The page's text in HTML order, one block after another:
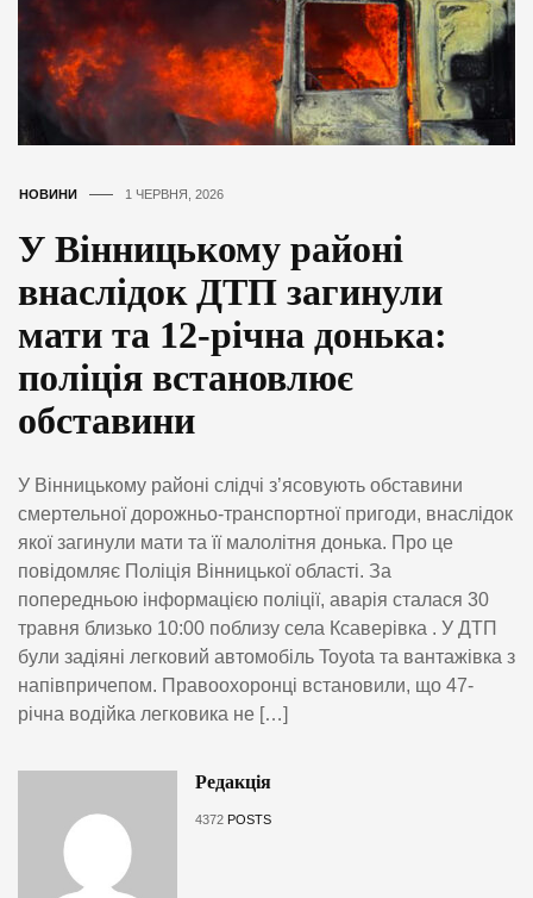
НОВИНИ 1 ЧЕРВНЯ, 2026
У Вінницькому районі
внаслідок ДТП загинули
мати та 12-річна донька:
поліція встановлює
обставини
У Вінницькому районі слідчі з’ясовують обставини
смертельної дорожньо-транспортної пригоди, внаслідок
якої загинули мати та її малолітня донька. Про це
повідомляє Поліція Вінницької області. За
попередньою інформацією поліції, аварія сталася 30
травня близько 10:00 поблизу села Ксаверівка . У ДТП
були задіяні легковий автомобіль Toyota та вантажівка з
напівпричепом. Правоохоронці встановили, що 47-
річна водійка легковика не […]
Редакція
4372 POSTS